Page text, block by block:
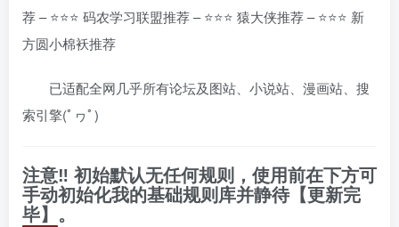
荐 – ⭐⭐⭐ 码农学习联盟推荐 – ⭐⭐⭐ 猿大侠推荐 – ⭐⭐⭐ 新
方圆小棉袄推荐
已适配全网几乎所有论坛及图站、小说站、漫画站、搜
索引擎(ﾟヮﾟ)
️注意‼️ 初始默认无任何规则，使用前在下方可
手动初始化我的基础规则库并静待【更新完
毕】。